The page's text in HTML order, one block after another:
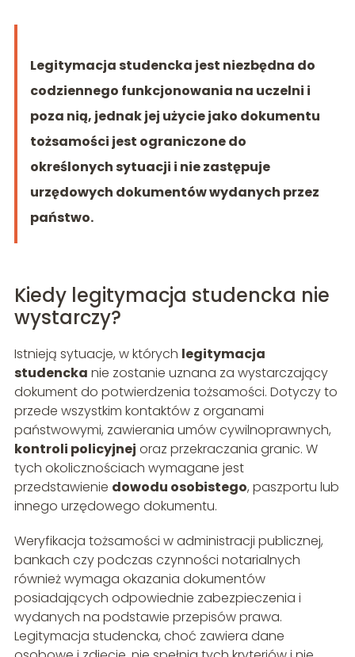
Legitymacja studencka jest niezbędna do
codziennego funkcjonowania na uczelni i
poza nią, jednak jej użycie jako dokumentu
tożsamości jest ograniczone do
określonych sytuacji i nie zastępuje
urzędowych dokumentów wydanych przez
państwo.
Kiedy legitymacja studencka nie
wystarczy?
Istnieją sytuacje, w których legitymacja
studencka nie zostanie uznana za wystarczający
dokument do potwierdzenia tożsamości. Dotyczy to
przede wszystkim kontaktów z organami
państwowymi, zawierania umów cywilnoprawnych,
kontroli policyjnej oraz przekraczania granic. W
tych okolicznościach wymagane jest
przedstawienie dowodu osobistego, paszportu lub
innego urzędowego dokumentu.
Weryfikacja tożsamości w administracji publicznej,
bankach czy podczas czynności notarialnych
również wymaga okazania dokumentów
posiadających odpowiednie zabezpieczenia i
wydanych na podstawie przepisów prawa.
Legitymacja studencka, choć zawiera dane